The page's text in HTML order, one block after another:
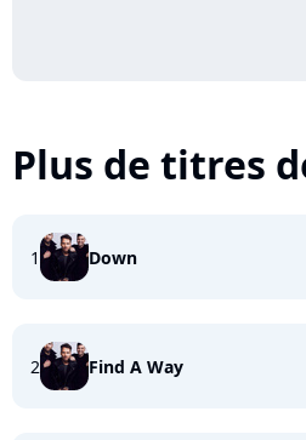
Plus de titres
1 Down
2 Find A Way